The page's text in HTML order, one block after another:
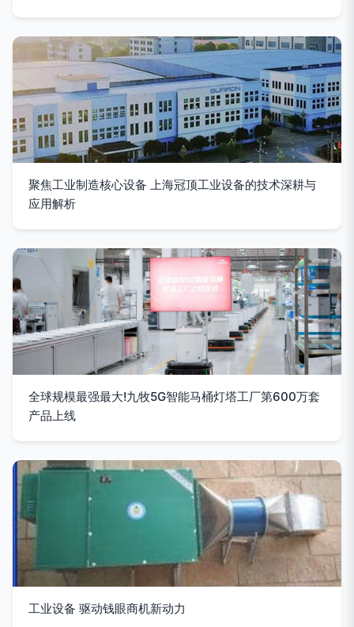
聚焦工业制造核心设备 上海冠顶工业设备的技术深耕与
应用解析
全球规模最强最大!九牧5G智能马桶灯塔工厂第600万套
产品上线
工业设备 驱动钱眼商机新动力